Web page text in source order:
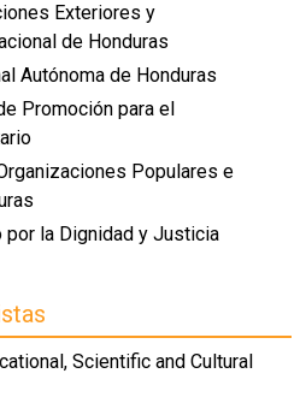
Exteriores y
de Honduras
Autónoma de Honduras
Promoción para el
Populares e
por la Dignidad y Justicia
Scientific and Cultural